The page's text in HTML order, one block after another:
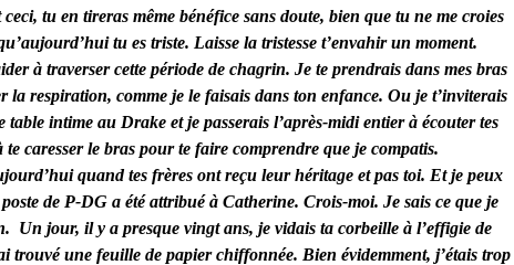
tu en tireras même bénéfice sans doute, bien que tu ne me croies
tu es triste. Laisse la tristesse t’envahir un moment.
à traverser cette période de chagrin. Je te prendrais dans mes bras
la respiration, comme je le faisais dans ton enfance. Ou je t’inviterais
intime au Drake et je passerais l’après-midi entier à écouter tes
te caresser le bras pour te faire comprendre que je compatis.
quand tes frères ont reçu leur héritage et pas toi. Et je peux
de P-DG a été attribué à Catherine. Crois-moi. Je sais ce que je
Un jour, il y a presque vingt ans, je vidais ta corbeille à l’effigie de
trouvé une feuille de papier chiffonnée. Bien évidemment, j’étais trop